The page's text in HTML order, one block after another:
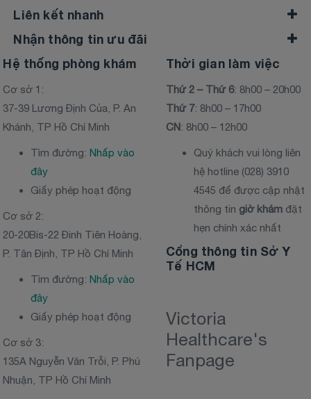
Liên kết nhanh
Nhận thông tin ưu đãi
Hệ thống phòng khám
Cơ sở 1:
37-39 Lương Định Của, P. An
Khánh, TP Hồ Chí Minh
Tìm đường:Nhấp vào
đây
Giấy phép hoạt động
Cơ sở 2:
20-20Bis-22 Đinh Tiên Hoàng,
P. Tân Định, TP Hồ Chí Minh
Tìm đường:Nhấp vào
đây
Giấy phép hoạt động
Cơ sở 3:
135A Nguyễn Văn Trỗi, P. Phú
Nhuận, TP Hồ Chí Minh
Thời gian làm việc
Thứ 2 – Thứ 6: 8h00 – 20h00
Thứ 7: 8h00 – 17h00
CN: 8h00 – 12h00
Quý khách vui lòng liên
hệ hotline (028) 3910
4545 để được cập nhật
thông tin giờ khám đặt
hẹn chính xác nhất
Cổng thông tin Sở Y
Tế HCM
Victoria
Healthcare's
Fanpage